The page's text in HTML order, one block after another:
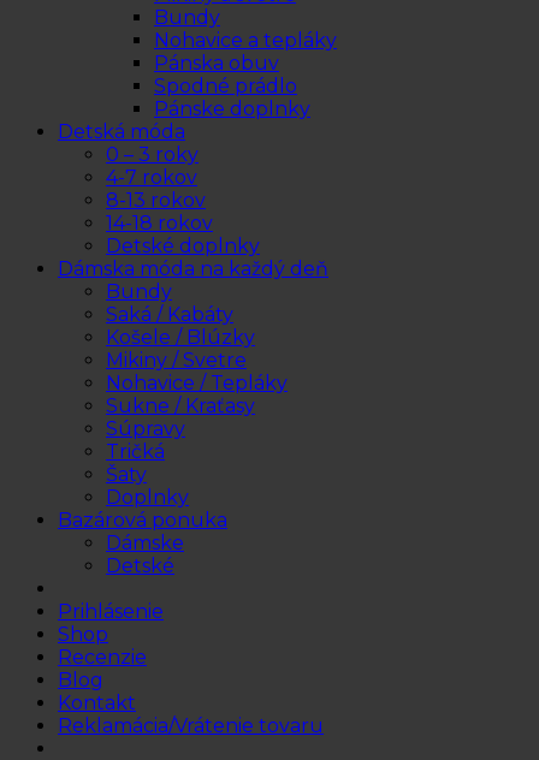
Bundy
Nohavice a tepláky
Pánska obuv
Spodné prádlo
Pánske doplnky
Detská móda
0 – 3 roky
4-7 rokov
8-13 rokov
14-18 rokov
Detské doplnky
Dámska móda na každý deň
Bundy
Saká / Kabáty
Košele / Blúzky
Mikiny / Svetre
Nohavice / Tepláky
Sukne / Kraťasy
Súpravy
Tričká
Šaty
Doplnky
Bazárová ponuka
Dámske
Detské
Prihlásenie
Shop
Recenzie
Blog
Kontakt
Reklamácia/Vrátenie tovaru